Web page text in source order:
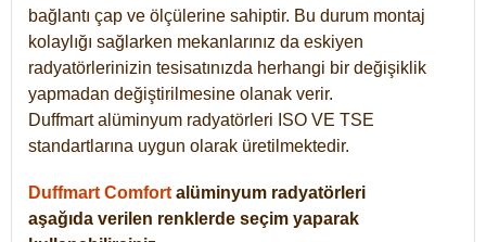
bağlantı çap ve ölçülerine sahiptir. Bu durum montaj
kolaylığı sağlarken mekanlarınız da eskiyen
radyatörlerinizin tesisatınızda herhangi bir değişiklik
yapmadan değiştirilmesine olanak verir.
Duffmart alüminyum radyatörleri ISO VE TSE
standartlarına uygun olarak üretilmektedir.
Duffmart Comfort alüminyum radyatörleri
aşağıda verilen renklerde seçim yaparak